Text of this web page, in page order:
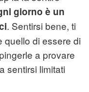
giorno è un
. Sentirsi bene, ti
quello di essere di
a provare
sentirsi limitati